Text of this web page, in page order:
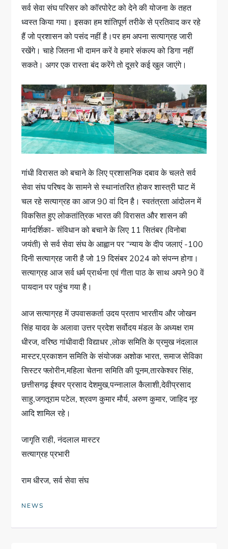
सर्व सेवा संघ परिसर को कॉरपोरेट को देने की योजना के तहत
ध्वस्त किया गया। इसका हम शांतिपूर्ण तरीके से प्रतिवाद कर रहे
हैं जो प्रशासन को पसंद नहीं है।पर हम अपना सत्याग्रह जारी
रखेंगे। चाहे जितना भी दामन करें वे हमारे संकल्प को डिगा नहीं
सकते। अगर एक रास्ता बंद करेंगे तो दूसरे कई खुल जाएंगे।
गांधी विरासत को बचाने के लिए प्रशासनिक दबाव के चलते सर्व
सेवा संघ परिषद के सामने से स्थानांतरित होकर शास्त्री घाट में
चल रहे सत्याग्रह का आज 90 वां दिन है। स्वतंत्रता आंदोलन में
विकसित हुए लोकतांत्रिक भारत की विरासत और शासन की
मार्गदर्शिका- संविधान को बचाने के लिए 11 सितंबर (विनोबा
जयंती) से सर्व सेवा संघ के आह्वान पर “न्याय के दीप जलाएं -100
दिनी सत्याग्रह जारी है जो 19 दिसंबर 2024 को संपन्न होगा।
सत्याग्रह आज सर्व धर्म प्रार्थना एवं गीता पाठ के साथ अपने 90 वें
पायदान पर पहुंच गया है।
आज सत्याग्रह में उपवासकर्ता उदय प्रताप भारतीय और जोखन
सिंह यादव के अलावा उत्तर प्रदेश सर्वोदय मंडल के अध्यक्ष राम
धीरज, वरिष्ठ गांधीवादी विद्याधर ,लोक समिति के प्रमुख नंदलाल
मास्टर,प्रकाशन समिति के संयोजक अशोक भारत, समाज सेविका
सिस्टर फ्लोरीन,महिला चेतना समिति की पूनम,तारकेश्वर सिंह,
छत्तीसगढ़ ईश्वर प्रसाद देशमुख,पन्नालाल कैलाशी,देवीप्रसाद
साहु,जगतूराम पटेल, श्रवण कुमार मौर्य, अरुण कुमार, जाहिद नूर
आदि शामिल रहे।
जागृति राही, नंदलाल मास्टर
सत्याग्रह प्रभारी
राम धीरज, सर्व सेवा संघ
NEWS